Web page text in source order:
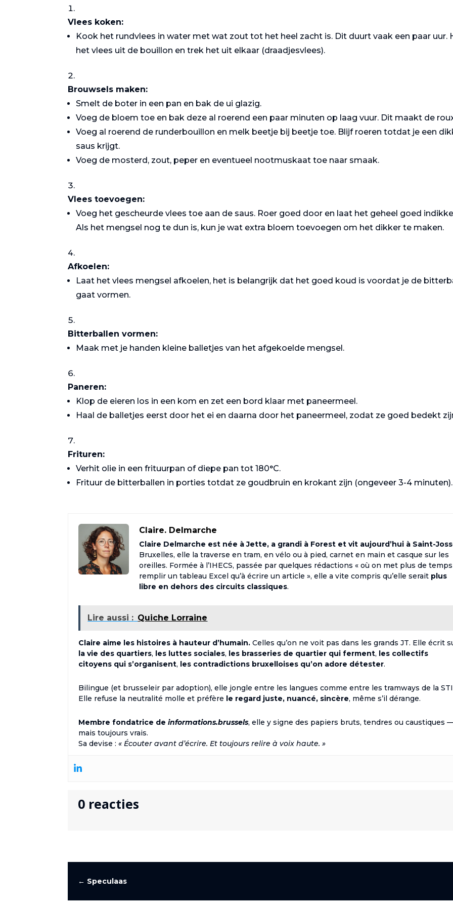
Vlees koken:
Kook het rundvlees in water met wat zout tot het heel zacht is. Dit duurt vaak een paar uur.
het vlees uit de bouillon en trek het uit elkaar (draadjesvlees).
Brouwsels maken:
Smelt de boter in een pan en bak de ui glazig.
Voeg de bloem toe en bak deze al roerend een paar minuten op laag vuur. Dit maakt de
Voeg al roerend de runderbouillon en melk beetje bij beetje toe. Blijf roeren totdat je een
saus krijgt.
Voeg de mosterd, zout, peper en eventueel nootmuskaat toe naar smaak.
Vlees toevoegen:
Voeg het gescheurde vlees toe aan de saus. Roer goed door en laat het geheel goed
Als het mengsel nog te dun is, kun je wat extra bloem toevoegen om het dikker te maken.
Afkoelen:
Laat het vlees mengsel afkoelen, het is belangrijk dat het goed koud is voordat je de
gaat vormen.
Bitterballen vormen:
Maak met je handen kleine balletjes van het afgekoelde mengsel.
Paneren:
Klop de eieren los in een kom en zet een bord klaar met paneermeel.
Haal de balletjes eerst door het ei en daarna door het paneermeel, zodat ze goed bedekt
Frituren:
Verhit olie in een frituurpan of diepe pan tot 180°C.
Frituur de bitterballen in porties totdat ze goudbruin en krokant zijn (ongeveer 3-4 minuten).
Claire. Delmarche
Claire Delmarche est née à Jette, a grandi à Forest et vit aujourd’hui à Saint-
Bruxelles, elle la traverse en tram, en vélo ou à pied, carnet en main et casque sur les
oreilles. Formée à l’IHECS, passée par quelques rédactions « où on met plus de temps
remplir un tableau Excel qu’à écrire un article », elle a vite compris qu’elle serait plus
libre en dehors des circuits classiques.
Lire aussi : Quiche Lorraine
Claire aime les histoires à hauteur d’humain. Celles qu’on ne voit pas dans les grands JT. Elle écrit
la vie des quartiers, les luttes sociales, les brasseries de quartier qui ferment, les collectifs
citoyens qui s’organisent, les contradictions bruxelloises qu’on adore détester.
Bilingue (et brusseleir par adoption), elle jongle entre les langues comme entre les tramways de la
Elle refuse la neutralité molle et préfère le regard juste, nuancé, sincère, même s’il dérange.
Membre fondatrice deinformations.brussels, elle y signe des papiers bruts, tendres ou caustiques
mais toujours vrais.
Sa devise :« Écouter avant d’écrire. Et toujours relire à voix haute. »
0 reacties
Zalm met
asperges
Toast
Champignon
Varkenshaasje
met
← Speculaas